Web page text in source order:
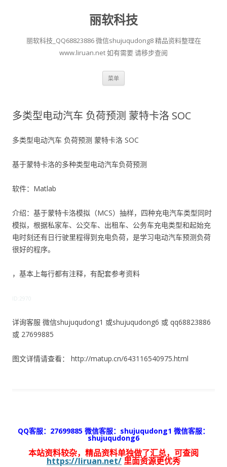
丽软科技
丽软科技_QQ68823886 微信shujuqudong8 精品资料整理在
www.liruan.net 如有需要 请移步查阅
菜单
多类型电动汽车 负荷预测 蒙特卡洛 SOC
多类型电动汽车 负荷预测 蒙特卡洛 SOC
基于蒙特卡洛的多种类型电动汽车负荷预测
软件：Matlab
介绍：基于蒙特卡洛模拟（MCS）抽样，四种充电汽车类型同时
模拟，根据私家车、公交车、出租车、公务车充电类型和起始充
电时刻还有日行驶里程得到充电负荷，是学习电动汽车预测负荷
很好的程序。
，基本上每行都有注释，有配套参考资料
ID:2970
详询客服 微信shujuqudong1 或shujuqudong6 或 qq68823886
或 27699885
图文详情请查看： http://matup.cn/643116540975.html
QQ客服：27699885 微信客服：shujuqudong1 微信客服：
shujuqudong6
本站资料较杂，精品资料单独做了汇总，可查阅
https://liruan.net/ 里面资源更优秀